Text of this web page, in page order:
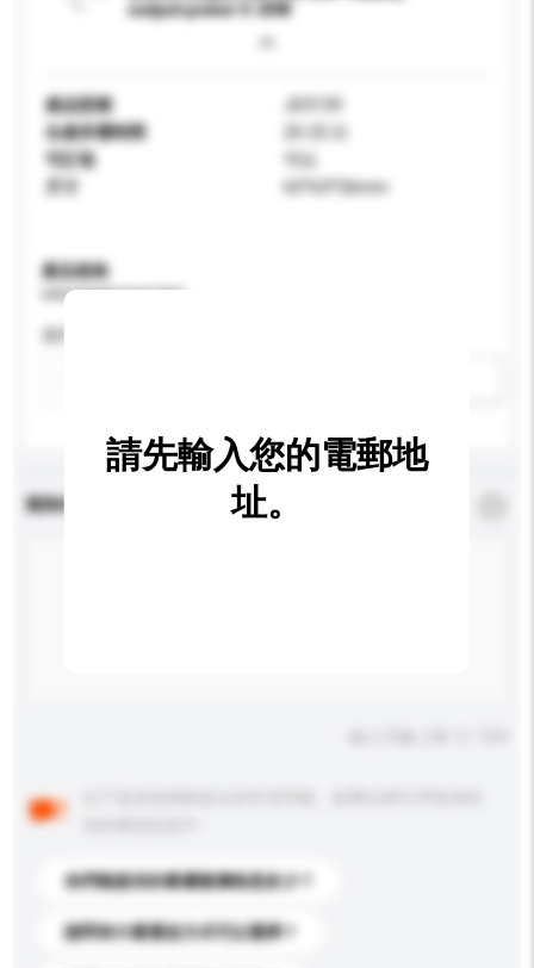
output power 5-25W
產品型號
JD3139
生產所需時間
可訂造
可以
65*63*26mm
產品規格
請提供您對產品的特定要求。
查詢內容
你們能提供的最優惠價格是多少？
請問有什麼運送方式可以選擇？
請先輸入您的電郵地
址。